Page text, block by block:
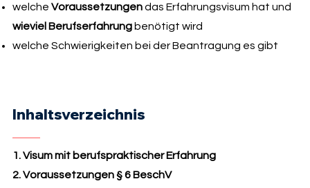
welche Voraussetzungendas Erfahrungsvisum hat und
wieviel Berufserfahrungbenötigt wird
welche Schwierigkeiten bei der Beantragung es gibt
Inhaltsverzeichnis
1. Visum mit berufspraktischer Erfahrung
2. Voraussetzungen § 6 BeschV